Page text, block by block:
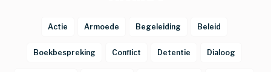
Actie Armoede Begeleiding Beleid
Boekbespreking Conflict Detentie Dialoog